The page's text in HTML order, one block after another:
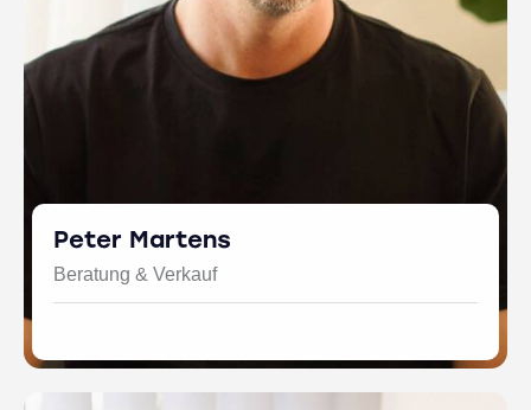
Peter Martens
Beratung & Verkauf